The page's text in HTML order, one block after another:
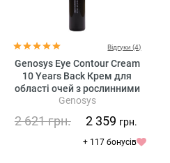
Відгуки (4)
Genosys Eye Contour Cream
10 Years Back Крем для
області очей з рослинними
стовбуровими клітинами
Genosys
2 621грн. 2 359 грн.
+ 117 бонусів